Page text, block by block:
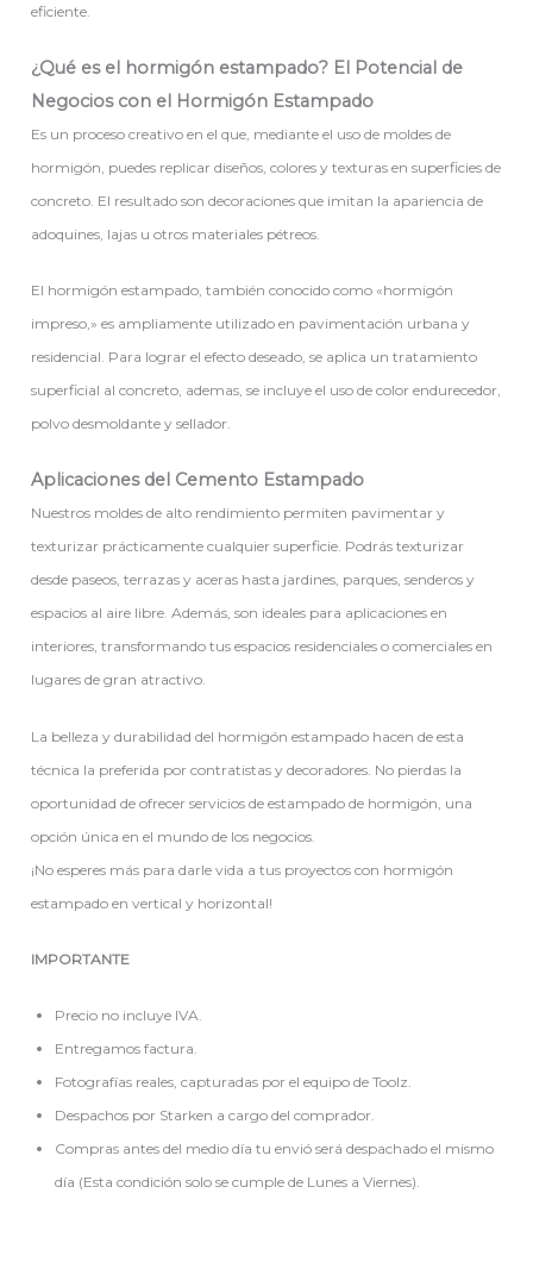
eficiente.
¿Qué es el hormigón estampado? El Potencial de
Negocios con el Hormigón Estampado
Es un proceso creativo en el que, mediante el uso de moldes de
hormigón, puedes replicar diseños, colores y texturas en superficies de
concreto. El resultado son decoraciones que imitan la apariencia de
adoquines, lajas u otros materiales pétreos.
El hormigón estampado, también conocido como «hormigón
impreso,» es ampliamente utilizado en pavimentación urbana y
residencial. Para lograr el efecto deseado, se aplica un tratamiento
superficial al concreto, ademas, se incluye el uso de color endurecedor,
polvo desmoldante y sellador.
Aplicaciones del Cemento Estampado
Nuestros moldes de alto rendimiento permiten pavimentar y
texturizar prácticamente cualquier superficie. Podrás texturizar
desde paseos, terrazas y aceras hasta jardines, parques, senderos y
espacios al aire libre. Además, son ideales para aplicaciones en
interiores, transformando tus espacios residenciales o comerciales en
lugares de gran atractivo.
La belleza y durabilidad del hormigón estampado hacen de esta
técnica la preferida por contratistas y decoradores. No pierdas la
oportunidad de ofrecer servicios de estampado de hormigón, una
opción única en el mundo de los negocios.
¡No esperes más para darle vida a tus proyectos con hormigón
estampado en vertical y horizontal!
IMPORTANTE
Precio no incluye IVA.
Entregamos factura.
Fotografías reales, capturadas por el equipo de Toolz.
Despachos por Starken a cargo del comprador.
Compras antes del medio día tu envió será despachado el mismo
día (Esta condición solo se cumple de Lunes a Viernes).